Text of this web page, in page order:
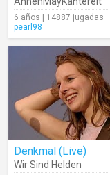
6 años | 14887 jugadas
pearl98
Denkmal (Live)
Wir Sind Helden